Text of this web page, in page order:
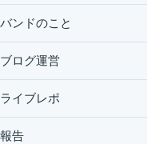
バンドのこと
ブログ運営
ライブレポ
報告